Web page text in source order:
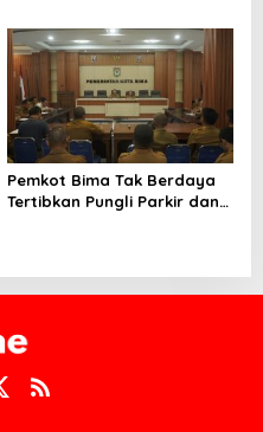
Pemkot Bima Tak Berdaya
Tertibkan Pungli Parkir dan